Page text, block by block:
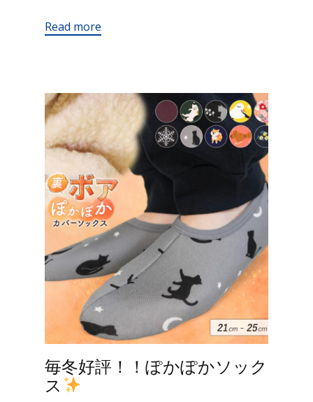
Read more
毎冬好評！！ぽかぽかソック
ス